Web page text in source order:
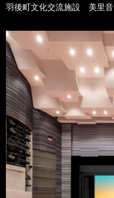
羽後町文化交流施設 美里音